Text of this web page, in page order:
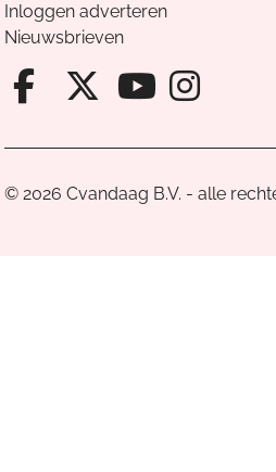
Inloggen adverteren
Nieuwsbrieven
Facebook van
X van
© 2026 Cvandaag B.V. - alle